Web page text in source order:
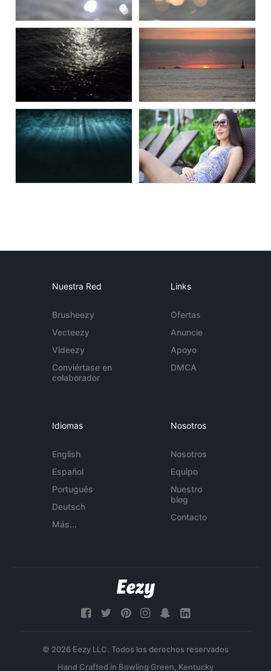
Nuestra Red
Brusheezy
Vecteezy
Videezy
Conviértase en
colaborador
Links
Ofertas
Anuncie
Apoyo
DMCA
Idiomas
English
Español
Português
Deutsch
Más...
Nosotros
Nosotros
Equipo
Nuestro
blog
Contacto
© 2026 Eezy LLC. Todos los derechos reservados